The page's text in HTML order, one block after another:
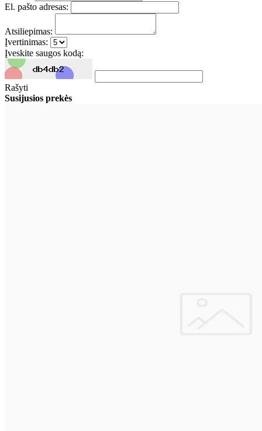
El. pašto adresas:
Atsiliepimas:
Įvertinimas:
Įveskite saugos kodą:
Rašyti
Susijusios prekės